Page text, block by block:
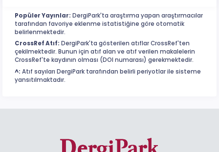
Popüler Yayınlar: DergiPark'ta araştırma yapan araştırmacılar
tarafından favoriye eklenme istatistiğine göre otomatik
belirlenmektedir.
CrossRef Atıf: DergiPark'ta gösterilen atıflar CrossRef'ten
çekilmektedir. Bunun için atıf alan ve atıf verilen makalelerin
CrossRef'te kaydının olması (DOI numarası) gerekmektedir.
^: Atıf sayıları DergiPark tarafından belirli periyotlar ile sisteme
yansıtılmaktadır.